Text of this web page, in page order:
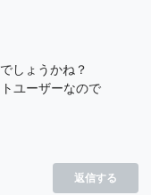
しょうかね？
ユーザーなので
返信する